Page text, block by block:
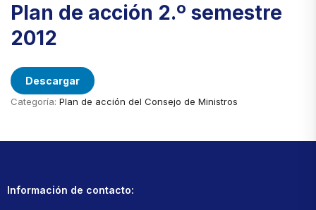
Plan de acción 2.º semestre
2012
Descargar
Categoría: Plan de acción del Consejo de Ministros
Información de contacto: